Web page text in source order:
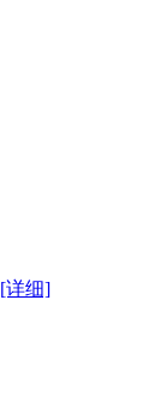
[详细]